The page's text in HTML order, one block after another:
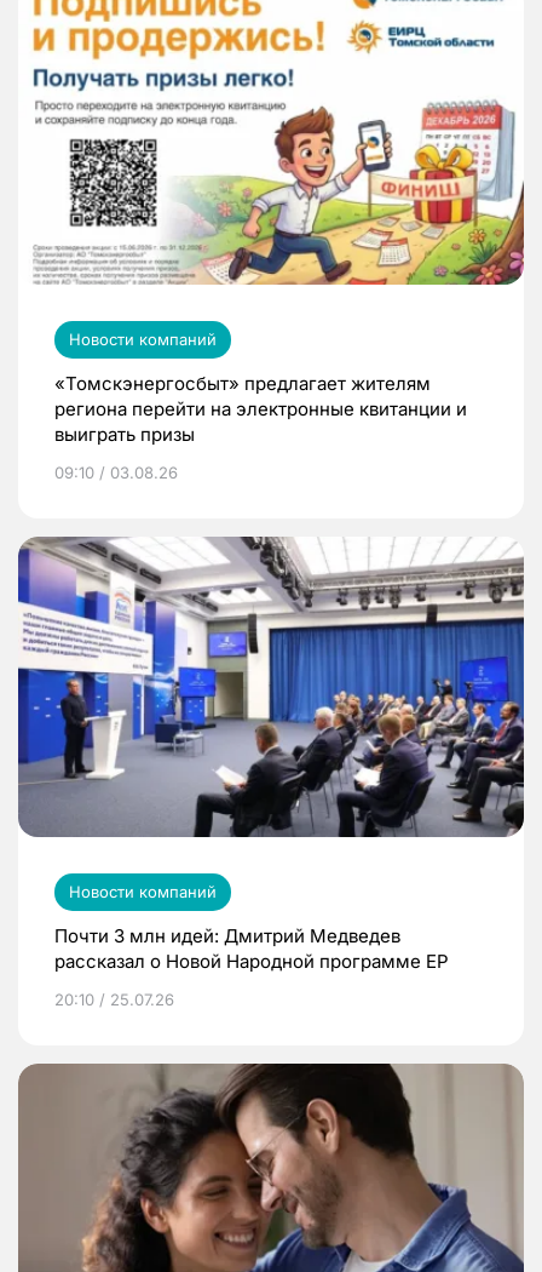
Новости компаний
«Томскэнергосбыт» предлагает жителям
региона перейти на электронные квитанции и
выиграть призы
09:10 / 03.08.26
Новости компаний
Почти 3 млн идей: Дмитрий Медведев
рассказал о Новой Народной программе ЕР
20:10 / 25.07.26